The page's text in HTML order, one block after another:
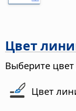
Цвет
Выберите
Цвет